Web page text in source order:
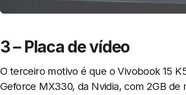
3 – Placa de vídeo
O terceiro motivo é que o Vivobook 15
Geforce MX330, da Nvidia, com 2GB de